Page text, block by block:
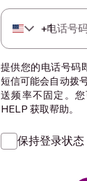
+1
电话号
提供您的电话号码
短信可能会自动拨
送频率不固定。
HELP 获取帮助。
保持登录状态